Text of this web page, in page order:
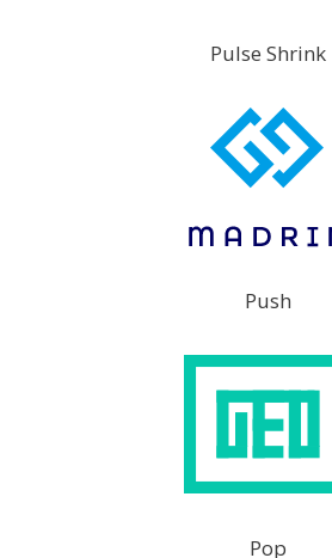
Pulse Shrink
Push
Pop